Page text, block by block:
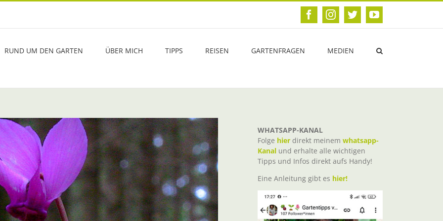
FacebookInstagram
TwitterYouTube
RUND UM DEN GARTEN ÜBER MICH TIPPS REISEN GARTENFRAGEN MEDIEN
WHATSAPP-KANAL
Folge hier direkt meinem whatsapp-
Kanal und erhalte alle wichtigen
Tipps und Infos direkt aufs Handy!
Eine Anleitung gibt es hier!